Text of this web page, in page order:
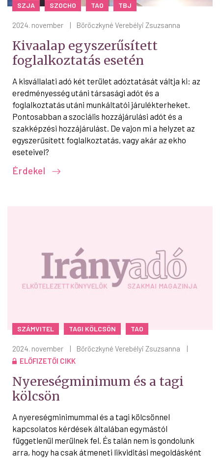
SZJA
SZOCHO TAO TBJ
2024. november | Böröczkyné Verebélyi Zsuzsanna
Kivaalap egyszerűsített
foglalkoztatás esetén
A kisvállalati adó két terület adóztatását váltja ki: az
eredményesség utáni társasági adót és a
foglalkoztatás utáni munkáltatói járulékterheket.
Pontosabban a szociális hozzájárulási adót és a
szakképzési hozzájárulást. De vajon mi a helyzet az
egyszerűsített foglalkoztatás, vagy akár az ekho
eseteivel?
Érdekel
SZÁMVITEL TAGI KÖLCSÖN TAO
2024. november | Böröczkyné Verebélyi Zsuzsanna
|
ELŐFIZETŐI CIKK
Nyereségminimum és a tagi
kölcsön
A nyereségminimummal és a tagi kölcsönnel
kapcsolatos kérdések általában egymástól
függetlenül merülnek fel. És talán nem is gondolunk
arra, hogy ha csak átmeneti likviditási megoldásként